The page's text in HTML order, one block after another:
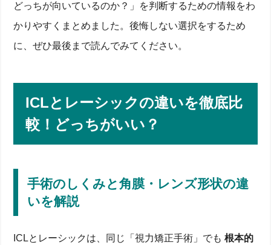
どっちが向いているのか？」を判断するための情報をわ
かりやすくまとめました。後悔しない選択をするため
に、ぜひ最後まで読んでみてください。
ICLとレーシックの違いを徹底比
較！どっちがいい？
手術のしくみと角膜・レンズ形状の違
いを解説
ICLとレーシックは、同じ「視力矯正手術」でも根本的